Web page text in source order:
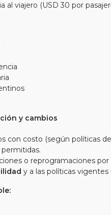
al viajero (USD 30 por
y cambios
con costo (según políticas
permitidas.
o reprogramaciones
y a las políticas